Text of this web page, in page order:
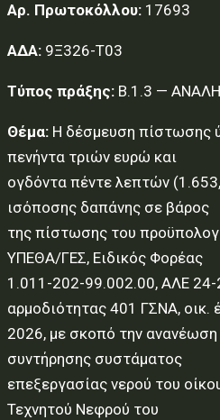
Αρ. Πρωτοκόλλου: 17693
ΑΔΑ: 9Ξ326-Τ03
Τύπος πράξης: Β.1.3 —
Θέμα: H δέσμευση πίστωσης
πενήντα τριών ευρώ και
ογδόντα πέντε λεπτών
ισόποσης δαπάνης σε βάρος
της πίστωσης του
ΥΠΕΘΑ/ΓΕΣ, Ειδικός Φορέας
1.011-202-99.002.00, ΑΛΕ
αρμοδιότητας 401 ΓΣΝΑ, οικ.
2026, με σκοπό την
συντήρησης συστάματος
επεξεργασίας νερού του
Τεχνητού Νεφρού του